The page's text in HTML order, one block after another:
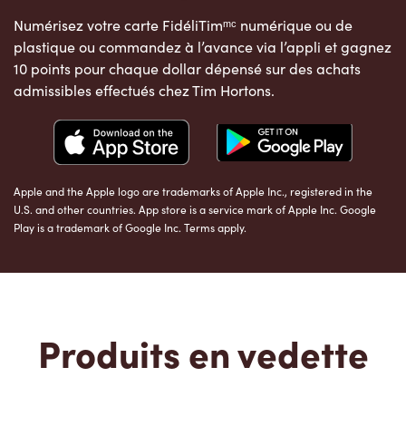
Numérisez votre carte FidéliTimᵐᶜ numérique ou de
plastique ou commandez à l’avance via l’appli et gagnez
10 points pour chaque dollar dépensé sur des achats
admissibles effectués chez Tim Hortons.
Apple and the Apple logo are trademarks of Apple Inc., registered in the
U.S. and other countries. App store is a service mark of Apple Inc. Google
Play is a trademark of Google Inc. Terms apply.
Produits en vedette